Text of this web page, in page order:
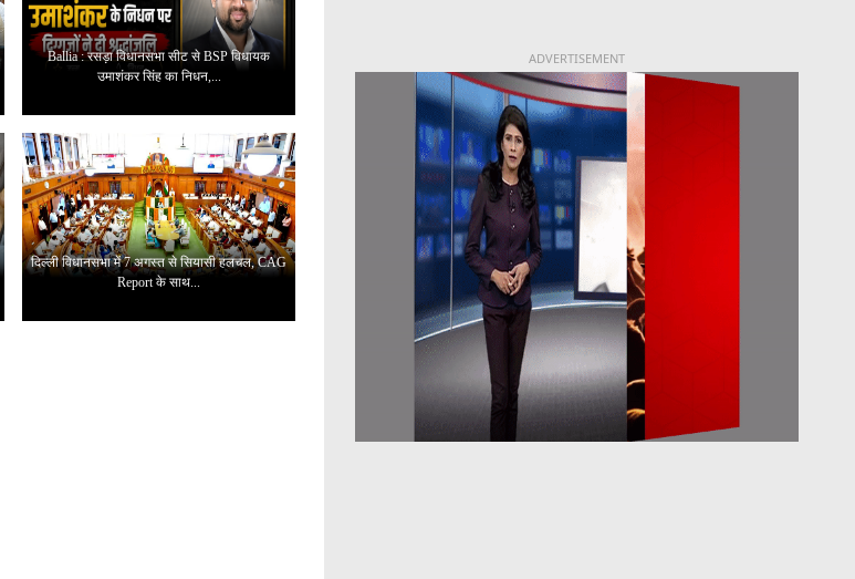
Ballia : रसड़ा विधानसभा सीट से BSP विधायक
उमाशंकर सिंह का निधन,...
दिल्ली विधानसभा में 7 अगस्त से सियासी हलचल, CAG
Report के साथ...
ADVERTISEMENT